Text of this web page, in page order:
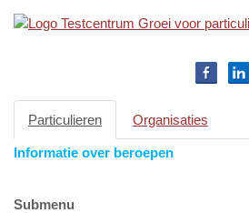
Particulieren Organisaties
Informatie over beroepen
Submenu